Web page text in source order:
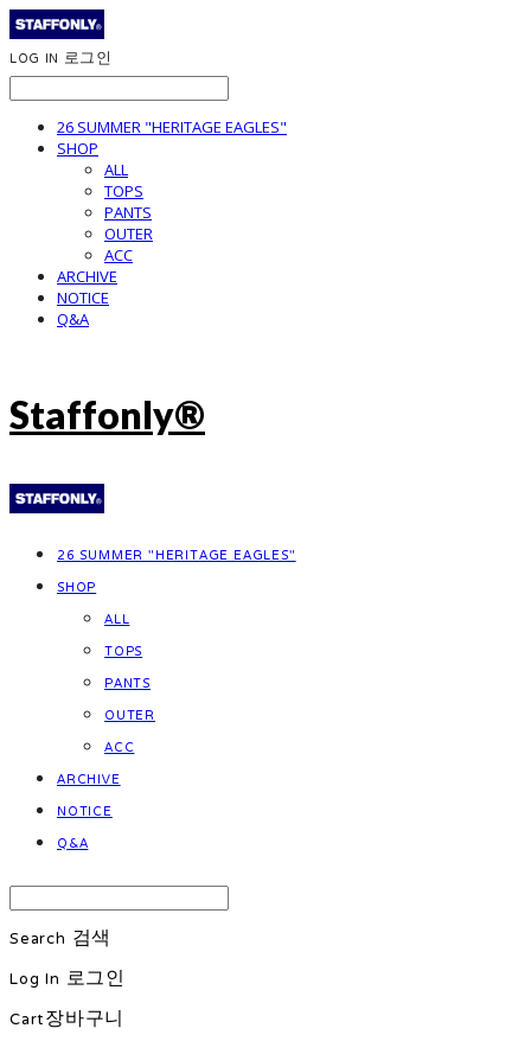
LOG IN 로그인
26 SUMMER "HERITAGE EAGLES"
SHOP
ALL
TOPS
PANTS
OUTER
ACC
ARCHIVE
NOTICE
Q&A
Staffonly®
26 SUMMER "HERITAGE EAGLES"
SHOP
ALL
TOPS
PANTS
OUTER
ACC
ARCHIVE
NOTICE
Q&A
Search 검색
Log In 로그인
Cart장바구니